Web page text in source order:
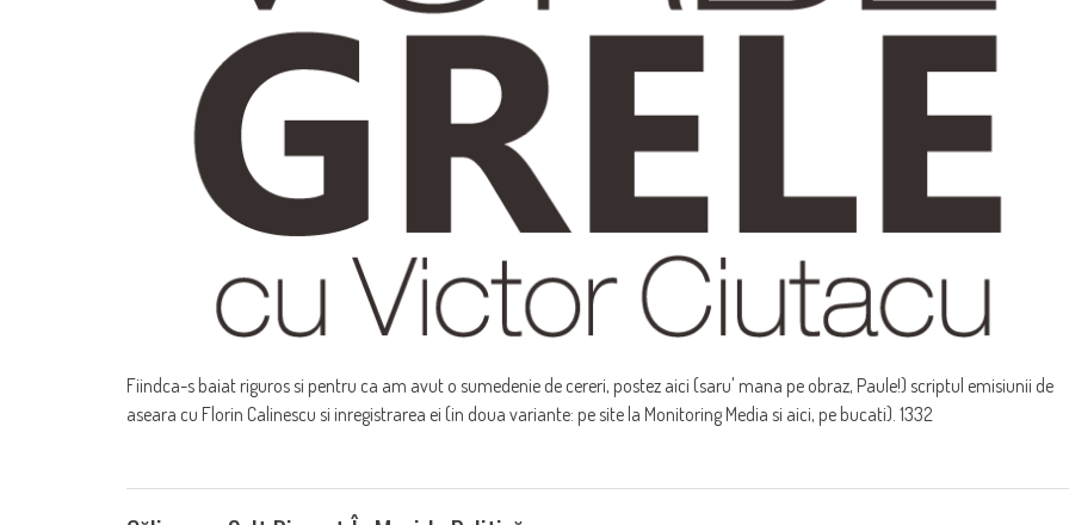
Fiindca-s baiat riguros si pentru ca am avut o sumedenie de cereri, postez aici (saru' mana pe obraz, Paule!) scriptul emisiunii de
aseara cu Florin Calinescu si inregistrarea ei (in doua variante: pe site la Monitoring Media si aici, pe bucati). 1332